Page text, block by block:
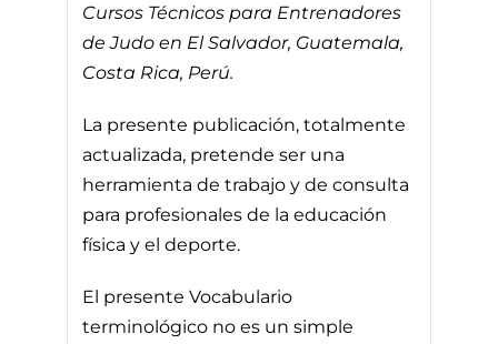
Cursos Técnicos para Entrenadores
de Judo en El Salvador, Guatemala,
Costa Rica, Perú.
La presente publicación, totalmente
actualizada, pretende ser una
herramienta de trabajo y de consulta
para profesionales de la educación
física y el deporte.
El presente Vocabulario
terminológico no es un simple